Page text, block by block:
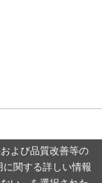
よび品質改善等の
関する詳しい情報